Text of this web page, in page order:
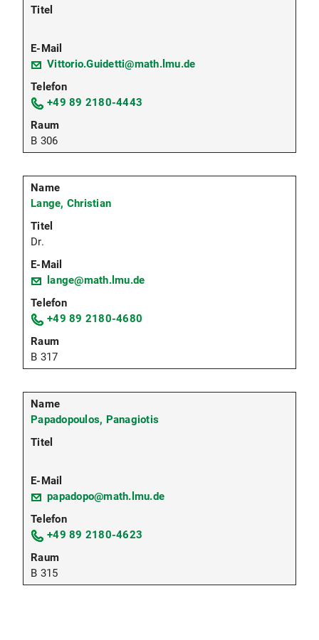
Vittorio.Guidetti@math.lmu.de
+49 89 2180-4443
B 306
Lange, Christian
Dr.
lange@math.lmu.de
+49 89 2180-4680
B 317
Papadopoulos, Panagiotis
papadopo@math.lmu.de
+49 89 2180-4623
B 315